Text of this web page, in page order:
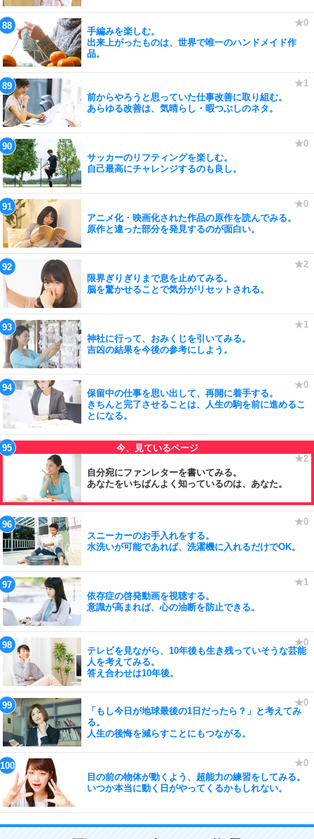
手編みを楽しむ。
出来上がったものは、世界で唯一のハンドメイド作
品。
前からやろうと思っていた仕事改善に取り組む。
あらゆる改善は、気晴らし・暇つぶしのネタ。
サッカーのリフティングを楽しむ。
自己最高にチャレンジするのも良し。
アニメ化・映画化された作品の原作を読んでみる。
原作と違った部分を発見するのが面白い。
限界ぎりぎりまで息を止めてみる。
脳を驚かせることで気分がリセットされる。
神社に行って、おみくじを引いてみる。
吉凶の結果を今後の参考にしよう。
保留中の仕事を思い出して、再開に着手する。
きちんと完了させることは、人生の駒を前に進めるこ
とになる。
自分宛にファンレターを書いてみる。
あなたをいちばんよく知っているのは、あなた。
スニーカーのお手入れをする。
水洗いが可能であれば、洗濯機に入れるだけでOK。
依存症の啓発動画を視聴する。
意識が高まれば、心の油断を防止できる。
テレビを見ながら、10年後も生き残っていそうな芸能
人を考えてみる。
答え合わせは10年後。
「もし今日が地球最後の1日だったら？」と考えてみ
る。
人生の後悔を減らすことにもつながる。
目の前の物体が動くよう、超能力の練習をしてみる。
いつか本当に動く日がやってくるかもしれない。